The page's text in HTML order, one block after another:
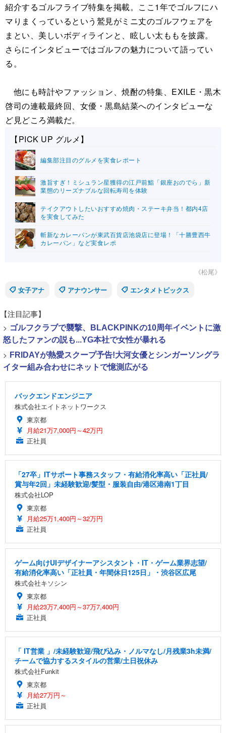
紹介するゴルフライブ特集を掲載。ここ1年でゴルフにハ
マりまくっているという鷲見がミニ丈のゴルフウェアを
まとい、美しいボディラインと、眩しい太ももを披露。
さらにインタビューではゴルフの魅力について語ってい
る。
他にも時計やファッション、焼酎の特集、EXILE・黒木
啓司の連載最終回、女優・黒島結菜へのインタビューな
ど見どころ満載だ。
【PICK UP グルメ】
編集部注目のグルメを実食レポート
激旨すぎ！ミシュラン星獲得の江戸前鮨「銀座おのでら」新
業態のリーズナブルな回転寿司を体験
テイクアウトしたいおすすめ焼肉・ステーキ弁当！都内4店
を実食してみた
斬新なカレーパンが東武百貨店池袋店に登場！「十勝豊西牛
カレーパン」など実食レポ
《松尾》
女子アナ
アナウンサー エンタメトピックス
【注目記事】
> ゴルフクラブで襲撃、BLACKPINKの10周年イベントに激
怒したファンの説も...YG本社で女性が暴れる
> FRIDAYが熱愛スクープ予告!大河女優とシンガーソングラ
イター組み合わせにネットで憶測広がる
バックエンドエンジニア
株式会社エイトネットワークス
東京都
月給21万7,000円～42万円
正社員
「27卒」ITサポート事務スタッフ・有給消化率高い「正社員/
賞与年2回」未経験歓迎/髪型・服装自由/港区港南1丁目
株式会社LOP
東京都
月給25万1,400円～32万円
正社員
ゲーム向けUIデザイナーアシスタント・IT・ゲーム業界志望/
有給消化率高い「正社員・年間休日125日」・渋谷区広尾
株式会社キソシン
東京都
月給23万7,400円～37万7,400円
正社員
「 IT営業 」/未経験歓迎/飛び込み・ノルマなし/月残業3h未満/
チームで協力するスタイルの営業/土日祝休み
株式会社Funkit
東京都
月給27万円～
正社員